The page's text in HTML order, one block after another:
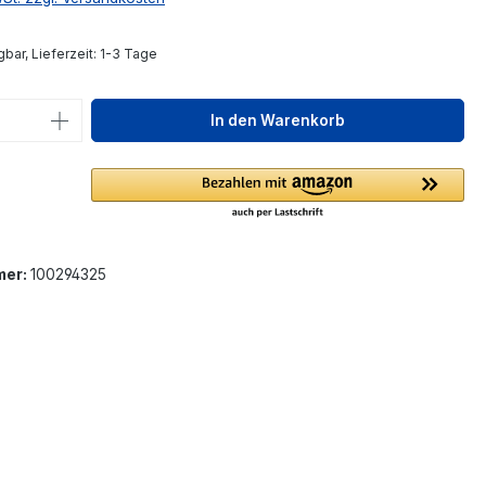
Lieferzeit: 1-3 Tage
Anzahl: Gib den gewünschten Wert
In den Warenkorb
100294325